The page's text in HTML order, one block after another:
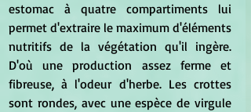
estomac à quatre compartiments lui
permet d'extraire le maximum d'éléments
nutritifs de la végétation qu'il ingère.
D'où une production assez ferme et
fibreuse, à l'odeur d'herbe. Les crottes
sont rondes, avec une espèce de virgule